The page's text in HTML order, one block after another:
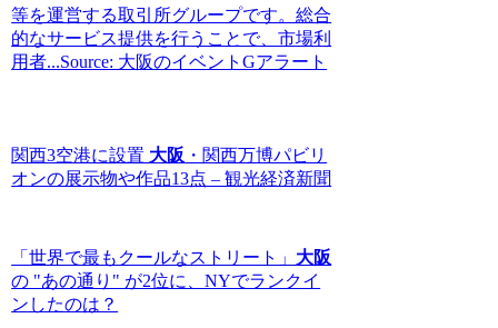
等を運営する取引所グループです。総合
的なサービス提供を行うことで、市場利
用者...Source: 大阪のイベントGアラート
関西3空港に設置 大阪 ・関西万博パビリ
オンの展示物や作品13点 – 観光経済新聞
「世界で最もクールなストリート」 大阪
の "あの通り" が2位に、NYでランクイ
ンしたのは？